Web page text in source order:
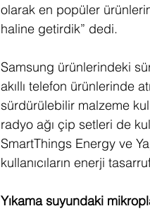
olarak en popüler
haline getirdik” dedi.
Samsung ürünlerindeki
akıllı telefon ürünlerinde
sürdürülebilir malzeme
radyo ağı çip setleri de
SmartThings Energy ve
kullanıcıların enerji
Yıkama suyundaki